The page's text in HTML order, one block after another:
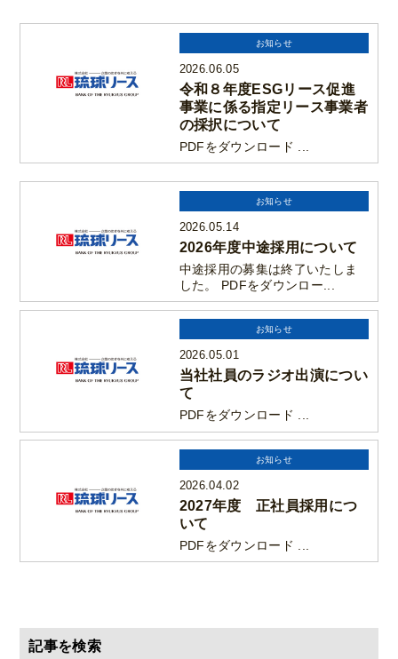
お知らせ
2026.06.05
令和８年度ESGリース促進
事業に係る指定リース事業者
の採択について
PDFをダウンロード ...
お知らせ
2026.05.14
2026年度中途採用について
中途採用の募集は終了いたしま
した。 PDFをダウンロー...
お知らせ
2026.05.01
当社社員のラジオ出演につい
て
PDFをダウンロード ...
お知らせ
2026.04.02
2027年度 正社員採用につ
いて
PDFをダウンロード ...
記事を検索